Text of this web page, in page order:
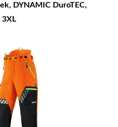
DYNAMIC DuroTEC,
3XL